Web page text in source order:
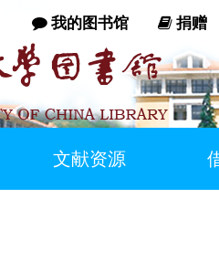
我的图书馆 捐赠
文献资源